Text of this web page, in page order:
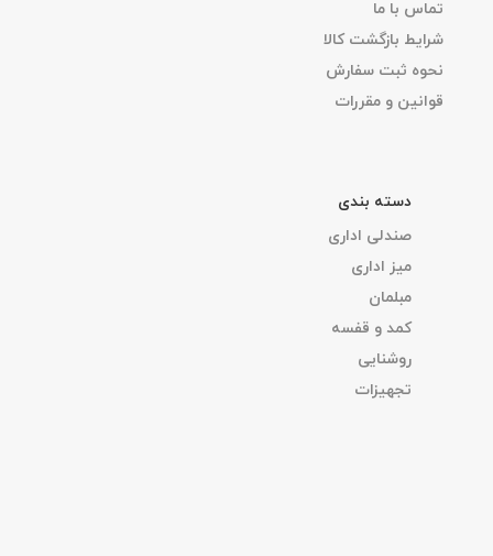
تماس با ما
شرایط بازگشت کالا
نحوه ثبت سفارش
قوانین و مقررات
دسته بندی
صندلی اداری
میز اداری
مبلمان
کمد و قفسه
روشنایی
تجهیزات